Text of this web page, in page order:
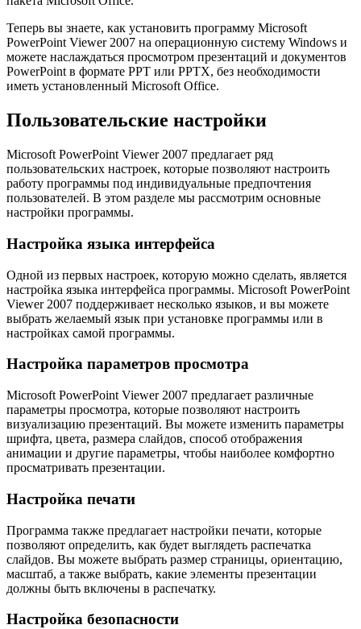
Теперь вы знаете, как установить программу Microsoft
PowerPoint Viewer 2007 на операционную систему Windows и
можете наслаждаться просмотром презентаций и документов
PowerPoint в формате PPT или PPTX, без необходимости
иметь установленный Microsoft Office.
Пользовательские настройки
Microsoft PowerPoint Viewer 2007 предлагает ряд
пользовательских настроек, которые позволяют настроить
работу программы под индивидуальные предпочтения
пользователей. В этом разделе мы рассмотрим основные
настройки программы.
Настройка языка интерфейса
Одной из первых настроек, которую можно сделать, является
настройка языка интерфейса программы. Microsoft PowerPoint
Viewer 2007 поддерживает несколько языков, и вы можете
выбрать желаемый язык при установке программы или в
настройках самой программы.
Настройка параметров просмотра
Microsoft PowerPoint Viewer 2007 предлагает различные
параметры просмотра, которые позволяют настроить
визуализацию презентаций. Вы можете изменить параметры
шрифта, цвета, размера слайдов, способ отображения
анимации и другие параметры, чтобы наиболее комфортно
просматривать презентации.
Настройка печати
Программа также предлагает настройки печати, которые
позволяют определить, как будет выглядеть распечатка
слайдов. Вы можете выбрать размер страницы, ориентацию,
масштаб, а также выбрать, какие элементы презентации
должны быть включены в распечатку.
Настройка безопасности